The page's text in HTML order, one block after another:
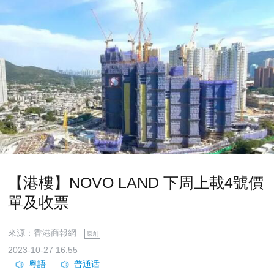
【港樓】NOVO LAND 下周上載4號價
單及收票
來源：香港商報網 原創
2023-10-27 16:55